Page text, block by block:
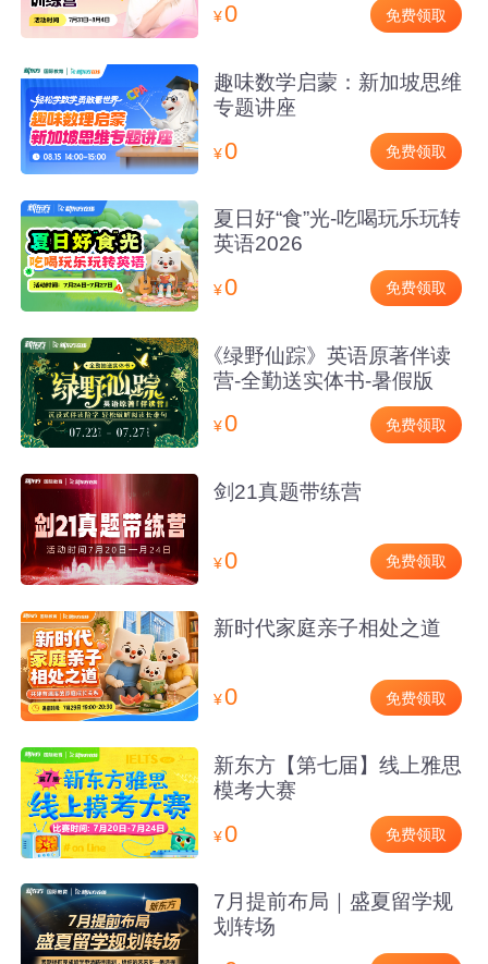
¥0 免费领取
趣味数学启蒙：新加坡思维
专题讲座
¥0 免费领取
夏日好“食”光-吃喝玩乐玩转
英语2026
¥0 免费领取
《绿野仙踪》英语原著伴读
营-全勤送实体书-暑假版
¥0 免费领取
剑21真题带练营
¥0 免费领取
新时代家庭亲子相处之道
¥0 免费领取
新东方【第七届】线上雅思
模考大赛
¥0 免费领取
7月提前布局｜盛夏留学规
划转场